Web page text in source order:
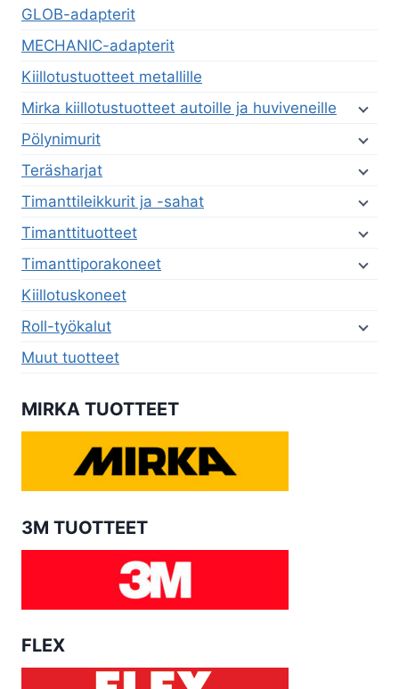
GLOB-adapterit
MECHANIC-adapterit
Kiillotustuotteet metallille
Mirka kiillotustuotteet autoille ja huviveneille
Pölynimurit
Teräsharjat
Timanttileikkurit ja -sahat
Timanttituotteet
Timanttiporakoneet
Kiillotuskoneet
Roll-työkalut
Muut tuotteet
MIRKA TUOTTEET
3M TUOTTEET
FLEX